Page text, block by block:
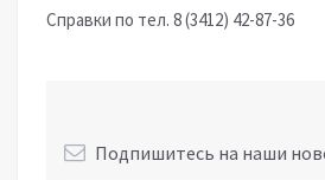
Справки по тел. 8 (3412) 42-87-36
Подпишитесь на наши